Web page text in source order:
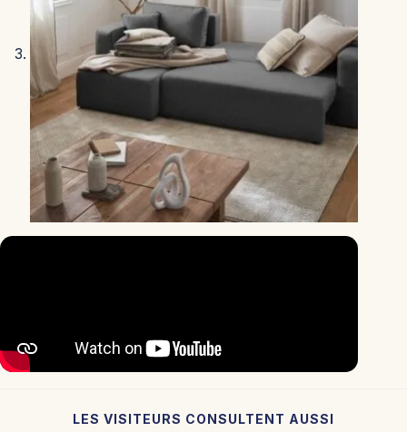
LES VISITEURS CONSULTENT AUSSI